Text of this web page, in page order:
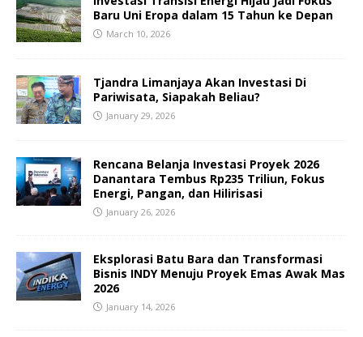
Baru Uni Eropa dalam 15 Tahun ke Depan
March 10, 2026
Tjandra Limanjaya Akan Investasi Di
Pariwisata, Siapakah Beliau?
January 29, 2026
Rencana Belanja Investasi Proyek 2026
Danantara Tembus Rp235 Triliun, Fokus
Energi, Pangan, dan Hilirisasi
January 26, 2026
Eksplorasi Batu Bara dan Transformasi
Bisnis INDY Menuju Proyek Emas Awak Mas
2026
January 14, 2026